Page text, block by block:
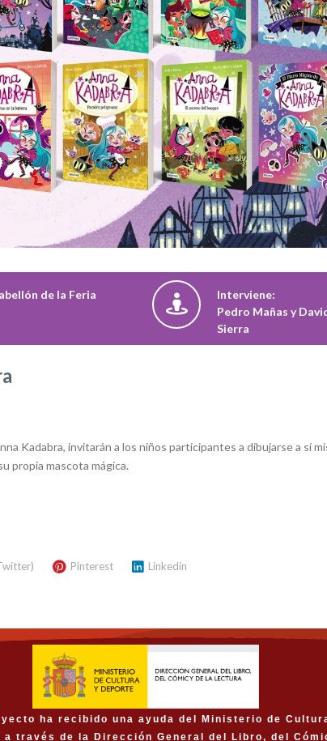
de la Feria
Interviene:
Pedro Mañas y
Sierra
Kadabra, invitarán a los niños participantes a dibujarse a sí
propia mascota mágica.
Pinterest Linkedin
ha recibido una ayuda del Ministerio de
a través de la Dirección General del Libro, del